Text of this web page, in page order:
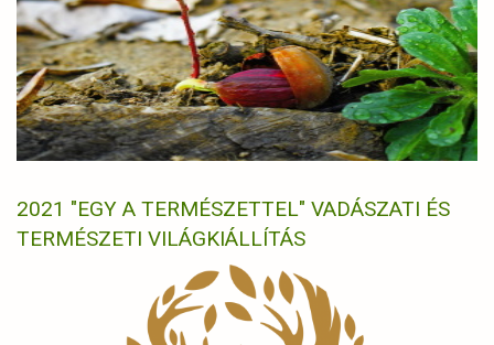
2021 "EGY A TERMÉSZETTEL" VADÁSZATI ÉS
TERMÉSZETI VILÁGKIÁLLÍTÁS